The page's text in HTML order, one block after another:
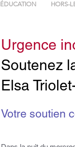
ÉDUCATION HORS-
Urgence
Soutenez
Elsa
Votre soutien